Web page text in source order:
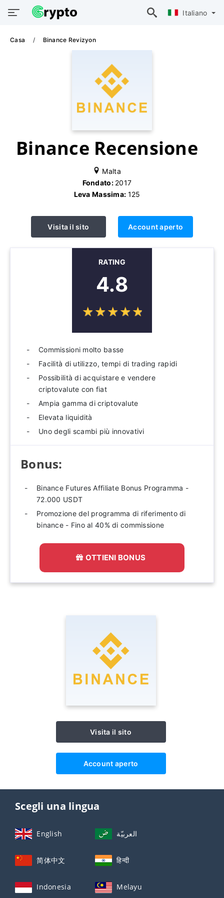
Italiano
Casa Binance Revizyon
Binance Recensione
Malta
Fondato: 2017
Leva Massima: 125
Visita il sito Account aperto
RATING
4.8
☆☆☆☆☆
★★★★★
Commissioni molto basse
Facilità di utilizzo, tempi di trading rapidi
Possibilità di acquistare e vendere
criptovalute con fiat
Ampia gamma di criptovalute
Elevata liquidità
Uno degli scambi più innovativi
Bonus:
Binance Futures Affiliate Bonus Programma -
72.000 USDT
Promozione del programma di riferimento di
binance - Fino al 40% di commissione
OTTIENI BONUS
Visita il sito
Account aperto
Scegli una lingua
English العربيّة
简体中文 हिन्दी
Indonesia Melayu